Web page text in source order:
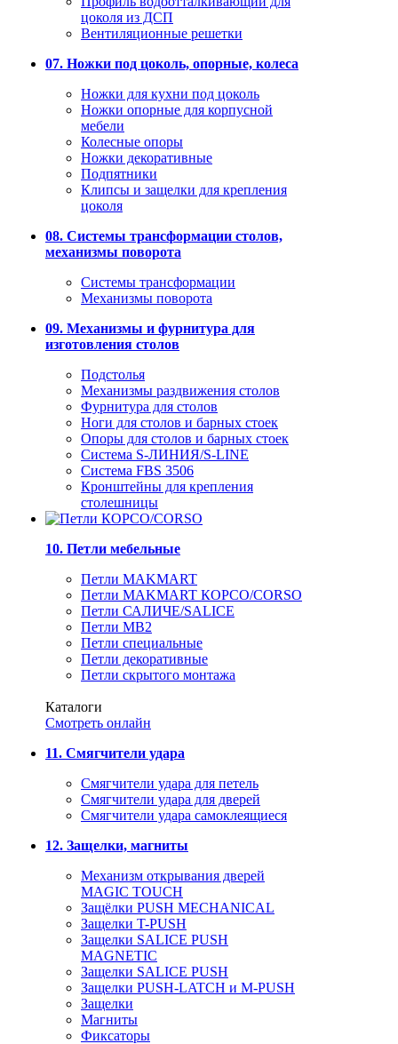
цоколя из ДСП
Вентиляционные решетки
07. Ножки под цоколь, опорные, колеса
Ножки для кухни под цоколь
Ножки опорные для корпусной
мебели
Колесные опоры
Ножки декоративные
Подпятники
Клипсы и защелки для крепления
цоколя
08. Системы трансформации столов,
механизмы поворота
Системы трансформации
Механизмы поворота
09. Механизмы и фурнитура для
изготовления столов
Подстолья
Механизмы раздвижения столов
Фурнитура для столов
Ноги для столов и барных стоек
Опоры для столов и барных стоек
Система S-ЛИНИЯ/S-LINE
Система FBS 3506
Кронштейны для крепления
столешницы
10. Петли мебельные
Петли MAKMART
Петли MAKMART КОРСО/CORSO
Петли САЛИЧЕ/SALICE
Петли MB2
Петли специальные
Петли декоративные
Петли скрытого монтажа
Каталоги
Смотреть онлайн
11. Смягчители удара
Смягчители удара для петель
Смягчители удара для дверей
Cмягчители удара самоклеящиеся
12. Защелки, магниты
Механизм открывания дверей
MAGIC TOUCH
Защёлки PUSH MECHANICAL
Защелки T-PUSH
Защелки SALICE PUSH
MAGNETIC
Защелки SALICE PUSH
Защелки PUSH-LATCH и M-PUSH
Защелки
Магниты
Фиксаторы